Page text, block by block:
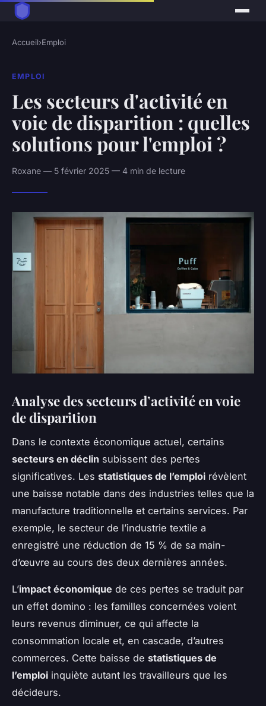
Accueil›Emploi
EMPLOI
Les secteurs d'activité en
voie de disparition : quelles
solutions pour l'emploi ?
Roxane — 5 février 2025 — 4 min de lecture
Analyse des secteurs d’activité en voie
de disparition
Dans le contexte économique actuel, certains
secteurs en déclin subissent des pertes
significatives. Les statistiques de l’emploi révèlent
une baisse notable dans des industries telles que la
manufacture traditionnelle et certains services. Par
exemple, le secteur de l’industrie textile a
enregistré une réduction de 15 % de sa main-
d’œuvre au cours des deux dernières années.
L’impact économique de ces pertes se traduit par
un effet domino : les familles concernées voient
leurs revenus diminuer, ce qui affecte la
consommation locale et, en cascade, d’autres
commerces. Cette baisse de statistiques de
l’emploi inquiète autant les travailleurs que les
décideurs.